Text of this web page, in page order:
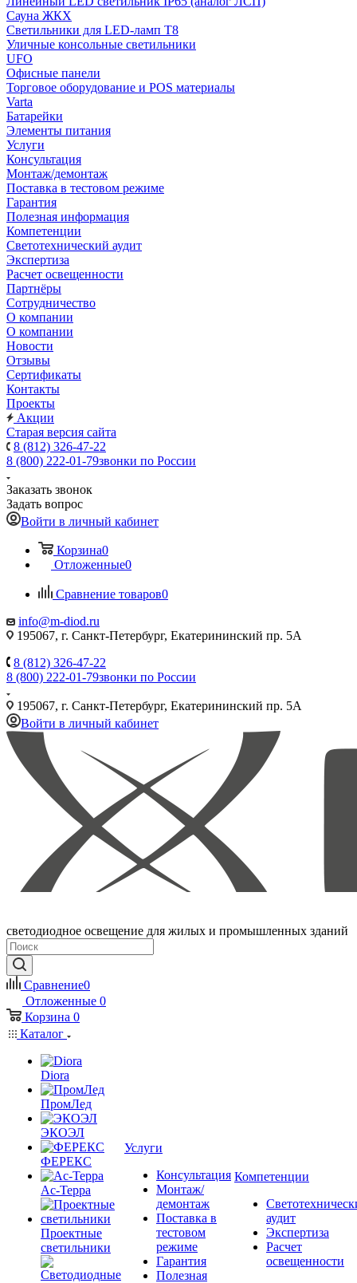
Сауна ЖКХ
Светильники для LED-ламп T8
Уличные консольные светильники
UFO
Офисные панели
Торговое оборудование и POS материалы
Varta
Батарейки
Элементы питания
Услуги
Консультация
Монтаж/демонтаж
Поставка в тестовом режиме
Гарантия
Полезная информация
Компетенции
Светотехнический аудит
Экспертиза
Расчет освещенности
Партнёры
Cотрудничество
О компании
О компании
Новости
Отзывы
Сертификаты
Контакты
Проекты
Акции
Старая версия сайта
8 (812) 326-47-22
8 (800) 222-01-79звонки по России
Заказать звонок
Задать вопрос
Войти в личный кабинет
Корзина0
Отложенные0
Сравнение товаров0
info@m-diod.ru
195067, г. Санкт-Петербург, Екатерининский пр. 5А
8 (812) 326-47-22
8 (800) 222-01-79звонки по России
195067, г. Санкт-Петербург, Екатерининский пр. 5А
Войти в личный кабинет
светодиодное освещение для жилых и промышленных зданий
Сравнение0
Отложенные 0
Корзина 0
Каталог
Diora
ПромЛед
ЭКОЭЛ
ФЕРЕКС
Ас-Терра
Проектные
светильники
Услуги
Консультация
Монтаж/
демонтаж
Поставка в
тестовом
режиме
Гарантия
Полезная
Компетенции
аудит
Экспертиза
Расчет
освещенности